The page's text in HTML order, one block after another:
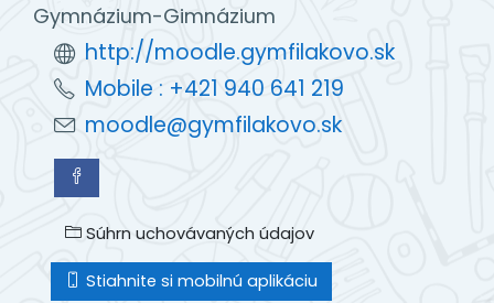
Gymnázium-Gimnázium
http://moodle.gymfilakovo.sk
Mobile : +421 940 641 219
moodle@gymfilakovo.sk
Súhrn uchovávaných údajov
Stiahnite si mobilnú aplikáciu